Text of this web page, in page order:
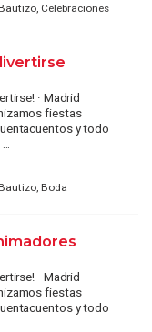
Celebraciones
· Madrid
fiestas
y todo
Boda
· Madrid
fiestas
y todo